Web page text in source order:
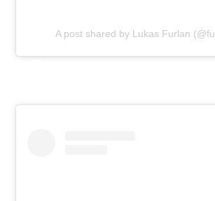
A post shared by Lukas Furlan